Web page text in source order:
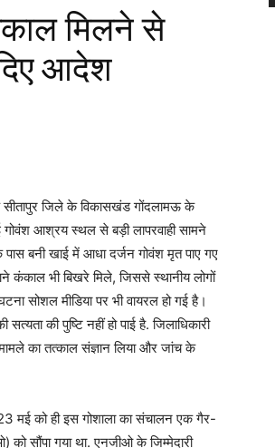
मिलने से
आदेश
जिले के विकासखंड गोंदलामऊ के
गोवंश आश्रय स्थल से बड़ी लापरवाही सामने
बनी खाई में आधा दर्जन गोवंश मृत पाए गए
कंकाल भी बिखरे मिले, जिससे स्थानीय लोगों
सोशल मीडिया पर भी वायरल हो गई है।
सत्यता की पुष्टि नहीं हो पाई है. जिलाधिकारी
का तत्काल संज्ञान लिया और जांच के
मई को ही इस गोशाला का संचालन एक गैर-
सौंपा गया था. एनजीओ के जिम्मेदारी